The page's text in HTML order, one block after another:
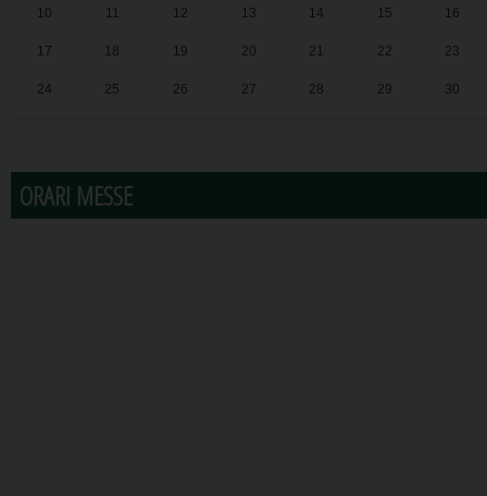
10 11 12 13 14 15 16
17 18 19 20 21 22 23
24 25 26 27 28 29 30
ORARI MESSE